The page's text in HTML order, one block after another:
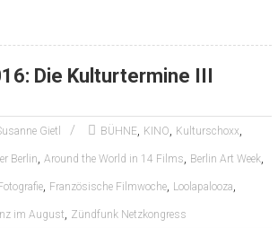
Die Kulturtermine III
Gietl BÜHNE, KINO, Kulturschoxx,
Berlin, Around the World in 14 Films, Berlin Art Week,
, Französische Filmwoche, Loolapalooza,
im August, Zündfunk Netzkongress